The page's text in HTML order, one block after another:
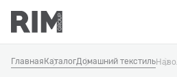
Главная КаталогДомашний текстиль